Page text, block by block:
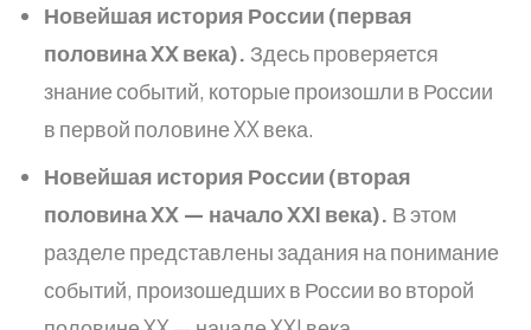
Новейшая история России (первая
половина XX века). Здесь проверяется
знание событий, которые произошли в России
в первой половине XX века.
Новейшая история России (вторая
половина XX — начало XXI века). В этом
разделе представлены задания на понимание
событий, произошедших в России во второй